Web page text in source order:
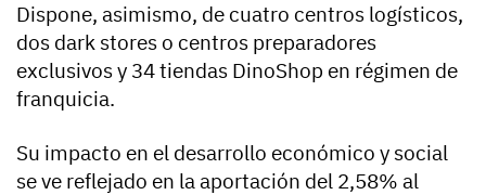
Dispone, asimismo, de cuatro centros logísticos,
dos dark stores o centros preparadores
exclusivos y 34 tiendas DinoShop en régimen de
franquicia.
Su impacto en el desarrollo económico y social
se ve reflejado en la aportación del 2,58% al